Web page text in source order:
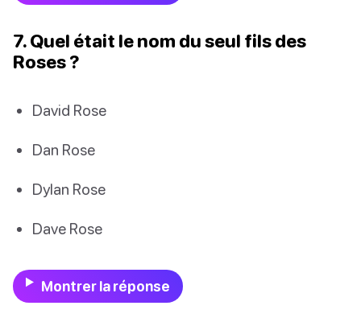
7. Quel était le nom du seul fils des
Roses ?
David Rose
Dan Rose
Dylan Rose
Dave Rose
Montrer la réponse